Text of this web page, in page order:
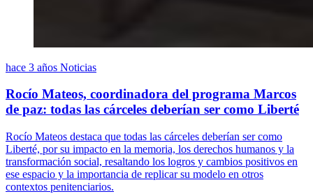
hace 3 años Noticias
Rocío Mateos, coordinadora del programa Marcos
de paz: todas las cárceles deberían ser como Liberté
Rocío Mateos destaca que todas las cárceles deberían ser como
Liberté, por su impacto en la memoria, los derechos humanos y la
transformación social, resaltando los logros y cambios positivos en
ese espacio y la importancia de replicar su modelo en otros
contextos penitenciarios.